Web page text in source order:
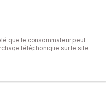
que le consommateur peut
téléphonique sur le site